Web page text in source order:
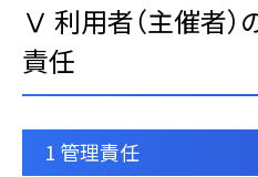
Ⅴ 利用者（主催者
責任
1 管理責任